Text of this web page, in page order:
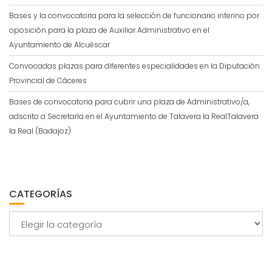
Bases y la convocatoria para la selección de funcionario interino por
oposición para la plaza de Auxiliar Administrativo en el
Ayuntamiento de Alcuéscar
Convocadas plazas para diferentes especialidades en la Diputación
Provincial de Cáceres
Bases de convocatoria para cubrir una plaza de Administrativo/a,
adscrito a Secretaría en el Ayuntamiento de Talavera la RealTalavera
la Real (Badajoz)
CATEGORÍAS